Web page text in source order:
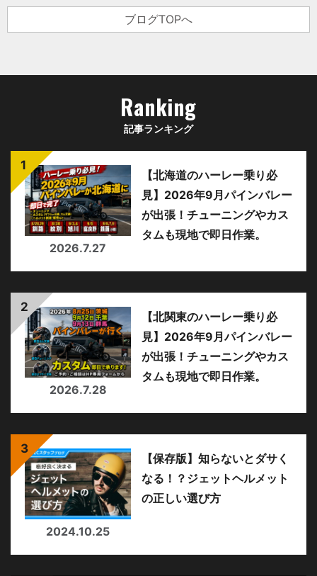
ブログTOPへ
Ranking
記事ランキング
2026.7.27
【北海道のハーレー乗り必
見】2026年9月パインバレー
が出張！チューニングやカス
タムも現地で即日作業。
2026.7.28
【北関東のハーレー乗り必
見】2026年9月パインバレー
が出張！チューニングやカス
タムも現地で即日作業。
2024.10.25
【保存版】知らないとダサく
なる！？ジェットヘルメット
の正しい選び方